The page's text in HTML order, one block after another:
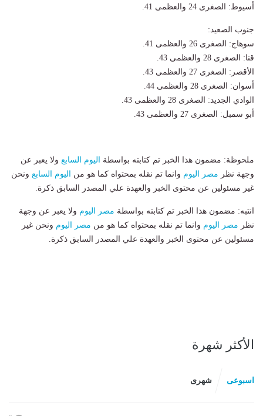
أسيوط: الصغرى 24 والعظمى 41.
جنوب الصعيد:
سوهاج: الصغرى 26 والعظمى 41.
قنا: الصغرى 28 والعظمى 43.
الأقصر: الصغرى 27 والعظمى 43.
أسوان: الصغرى 28 والعظمى 44.
الوادي الجديد: الصغرى 28 والعظمى 43.
أبو سمبل: الصغرى 27 والعظمى 43.
ملحوظة: مضمون هذا الخبر تم كتابته بواسطة اليوم السابع ولا يعبر عن
وجهة نظر مصر اليوم وانما تم نقله بمحتواه كما هو من اليوم السابع ونحن
غير مسئولين عن محتوى الخبر والعهدة علي المصدر السابق ذكرة.
انتبه: مضمون هذا الخبر تم كتابته بواسطة مصر اليوم ولا يعبر عن وجهة
نظر مصر اليوم وانما تم نقله بمحتواه كما هو من مصر اليوم ونحن غير
مسئولين عن محتوى الخبر والعهدة علي المصدر السابق ذكرة.
الأكثر شهرة
اسبوعى شهرى